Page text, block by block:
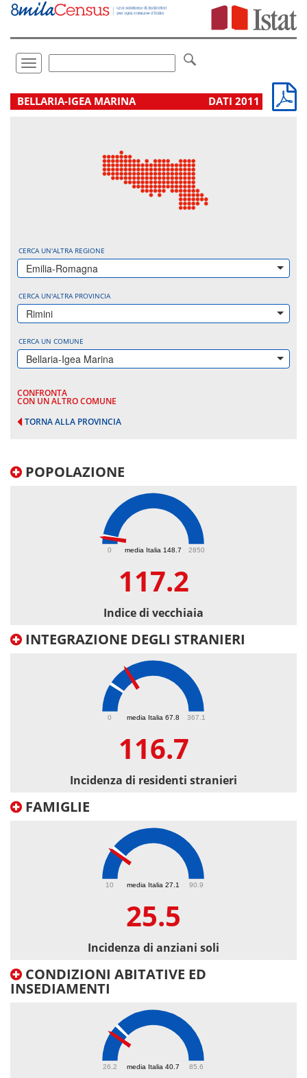
Vai
direttamente
Toggle
navigation
.
BELLARIA-IGEA MARINA DATI 2011
CERCA UN'ALTRA REGIONE
Emilia-Romagna
CERCA UN'ALTRA PROVINCIA
Rimini
CERCA UN COMUNE
Bellaria-Igea Marina
CONFRONTA
CON UN ALTRO COMUNE
TORNA ALLA PROVINCIA
POPOLAZIONE
media Italia 148.7
0 2850
117.2
Indice di vecchiaia
INTEGRAZIONE DEGLI STRANIERI
media Italia 67.8
0 367.1
116.7
Incidenza di residenti stranieri
FAMIGLIE
media Italia 27.1
10 90.9
25.5
Incidenza di anziani soli
CONDIZIONI ABITATIVE ED
INSEDIAMENTI
media Italia 40.7
26.2 85.6